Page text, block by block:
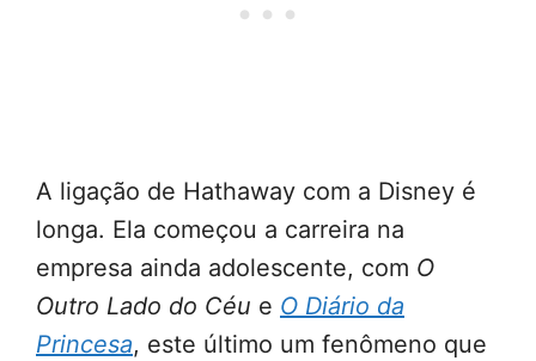
A ligação de Hathaway com a Disney é
longa. Ela começou a carreira na
empresa ainda adolescente, com O
Outro Lado do Céu e O Diário da
Princesa, este último um fenômeno que